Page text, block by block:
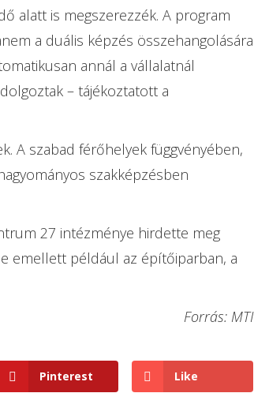
alatt is megszerezzék. A program
a duális képzés összehangolására
annál a vállalatnál
– tájékoztatott a
A szabad férőhelyek függvényében,
szakképzésben
27 intézménye hirdette meg
emellett például az építőiparban, a
Forrás: MTI
Pinterest Like